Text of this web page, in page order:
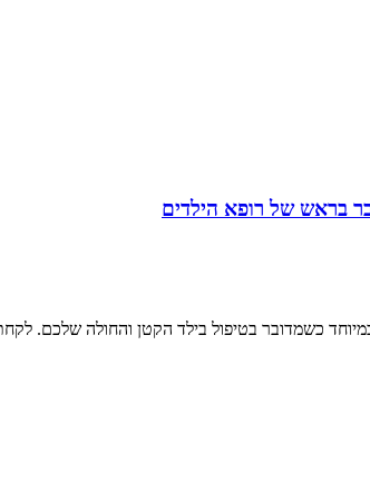
כשמדובר בטיפול בילד הקטן והחולה שלכם.